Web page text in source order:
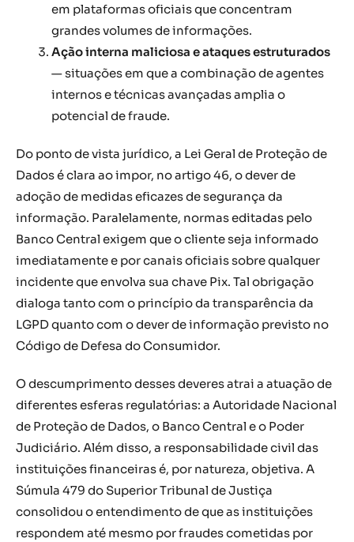
em plataformas oficiais que concentram
grandes volumes de informações.
Ação interna maliciosa e ataques estruturados
— situações em que a combinação de agentes
internos e técnicas avançadas amplia o
potencial de fraude.
Do ponto de vista jurídico, a Lei Geral de Proteção de
Dados é clara ao impor, no artigo 46, o dever de
adoção de medidas eficazes de segurança da
informação. Paralelamente, normas editadas pelo
Banco Central exigem que o cliente seja informado
imediatamente e por canais oficiais sobre qualquer
incidente que envolva sua chave Pix. Tal obrigação
dialoga tanto com o princípio da transparência da
LGPD quanto com o dever de informação previsto no
Código de Defesa do Consumidor.
O descumprimento desses deveres atrai a atuação de
diferentes esferas regulatórias: a Autoridade Nacional
de Proteção de Dados, o Banco Central e o Poder
Judiciário. Além disso, a responsabilidade civil das
instituições financeiras é, por natureza, objetiva. A
Súmula 479 do Superior Tribunal de Justiça
consolidou o entendimento de que as instituições
respondem até mesmo por fraudes cometidas por